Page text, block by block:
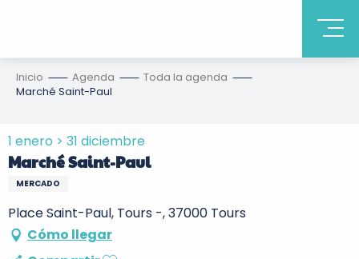
Inicio Agenda
Toda la agenda
Marché Saint-Paul
1 enero > 31 diciembre
Marché Saint-Paul
MERCADO
Place Saint-Paul, Tours -, 37000 Tours
Cómo llegar